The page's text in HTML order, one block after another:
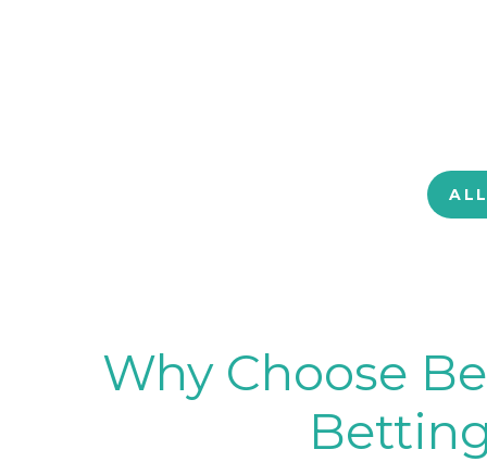
Why Choose